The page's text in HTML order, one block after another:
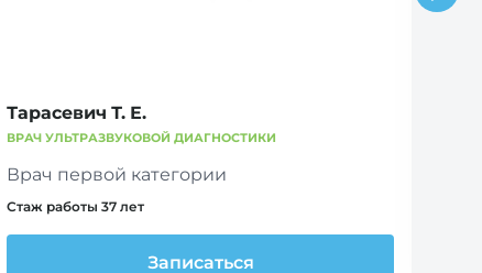
Тарасевич Т. Е.
ВРАЧ УЛЬТРАЗВУКОВОЙ ДИАГНОСТИКИ
Врач первой категории
Стаж работы 37 лет
Записаться